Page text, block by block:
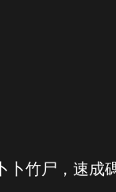
卜竹尸，速成